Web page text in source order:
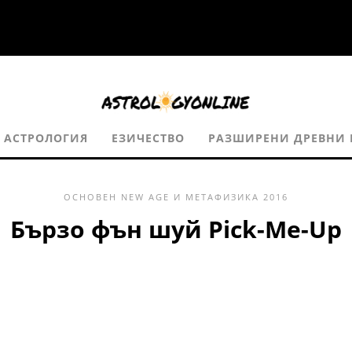
АСТРОЛОГИЯ ЕЗИЧЕСТВО РАЗШИРЕНИ
ОСНОВЕН NEW AGE И МЕТАФИЗИКА 2016
Бързо фън шуй Pick-Me-Up